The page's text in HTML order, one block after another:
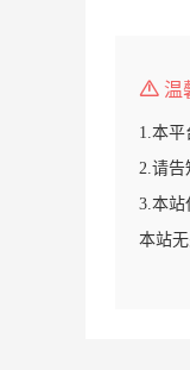
温
1.本平
2.请告
3.本站
本站无